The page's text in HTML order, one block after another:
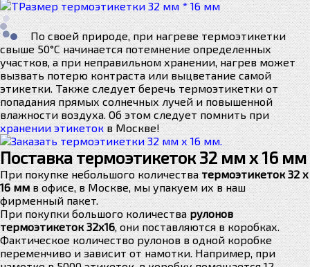
По своей природе, при нагреве термоэтикетки
свыше 50°С начинается потемнение определенных
участков, а при неправильном хранении, нагрев может
вызвать потерю контраста или выцветание самой
этикетки. Также следует беречь термоэтикетки от
попадания прямых солнечных лучей и повышенной
влажности воздуха. Об этом следует помнить при
хранении этикетокв Москве!
Поставка термоэтикеток 32 мм х 16 мм
При покупке небольшого количестватермоэтикеток 32 х
16 ммв офисе, в Москве, мы упакуем их в наш
фирменный пакет.
При покупки большого количестварулонов
термоэтикеток 32х16, они поставляются в коробках.
Фактическое количество рулонов в одной коробке
переменчиво и зависит от намотки. Например, при